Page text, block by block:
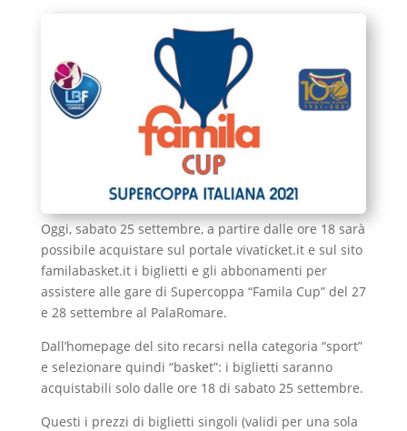
Oggi, sabato 25 settembre, a partire dalle ore 18 sarà
possibile acquistare sul portale vivaticket.it e sul sito
familabasket.it i biglietti e gli abbonamenti per
assistere alle gare di Supercoppa “Famila Cup” del 27
e 28 settembre al PalaRomare.
Dall’homepage del sito recarsi nella categoria “sport”
e selezionare quindi “basket”: i biglietti saranno
acquistabili solo dalle ore 18 di sabato 25 settembre.
Questi i prezzi di biglietti singoli (validi per una sola